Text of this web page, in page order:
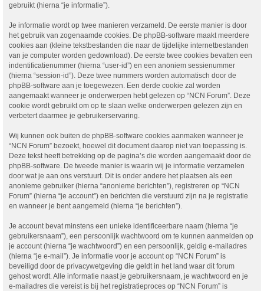
gebruikt (hierna “je informatie”).
Je informatie wordt op twee manieren verzameld. De eerste manier is door
het gebruik van zogenaamde cookies. De phpBB-software maakt meerdere
cookies aan (kleine tekstbestanden die naar de tijdelijke internetbestanden
van je computer worden gedownload). De eerste twee cookies bevatten een
indentificatienummer (hierna “user-id”) en een anoniem sessienummer
(hierna “session-id”). Deze twee nummers worden automatisch door de
phpBB-software aan je toegewezen. Een derde cookie zal worden
aangemaakt wanneer je onderwerpen hebt gelezen op “NCN Forum”. Deze
cookie wordt gebruikt om op te slaan welke onderwerpen gelezen zijn en
verbetert daarmee je gebruikerservaring.
Wij kunnen ook buiten de phpBB-software cookies aanmaken wanneer je
“NCN Forum” bezoekt, hoewel dit document daarop niet van toepassing is.
Deze tekst heeft betrekking op de pagina’s die worden aangemaakt door de
phpBB-software. De tweede manier is waarin wij je informatie verzamelen
door wat je aan ons verstuurt. Dit is onder andere het plaatsen als een
anonieme gebruiker (hierna “anonieme berichten”), registreren op “NCN
Forum” (hierna “je account”) en berichten die verstuurd zijn na je registratie
en wanneer je bent aangemeld (hierna “je berichten”).
Je account bevat minstens een unieke identificeerbare naam (hierna “je
gebruikersnaam”), een persoonlijk wachtwoord om te kunnen aanmelden op
je account (hierna “je wachtwoord”) en een persoonlijk, geldig e-mailadres
(hierna “je e-mail”). Je informatie voor je account op “NCN Forum” is
beveiligd door de privacywetgeving die geldt in het land waar dit forum
gehost wordt. Alle informatie naast je gebruikersnaam, je wachtwoord en je
e-mailadres die vereist is bij het registratieproces op “NCN Forum” is